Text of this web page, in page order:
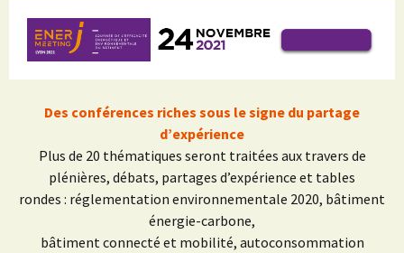
Des conférences riches sous le signe du partage
d’expérience
Plus de 20 thématiques seront traitées aux travers de
plénières, débats, partages d’expérience et tables
rondes : réglementation environnementale 2020, bâtiment
énergie-carbone,
bâtiment connecté et mobilité, autoconsommation